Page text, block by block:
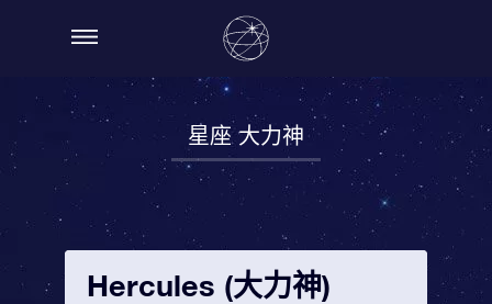
星座 大力神
Hercules (大力神)